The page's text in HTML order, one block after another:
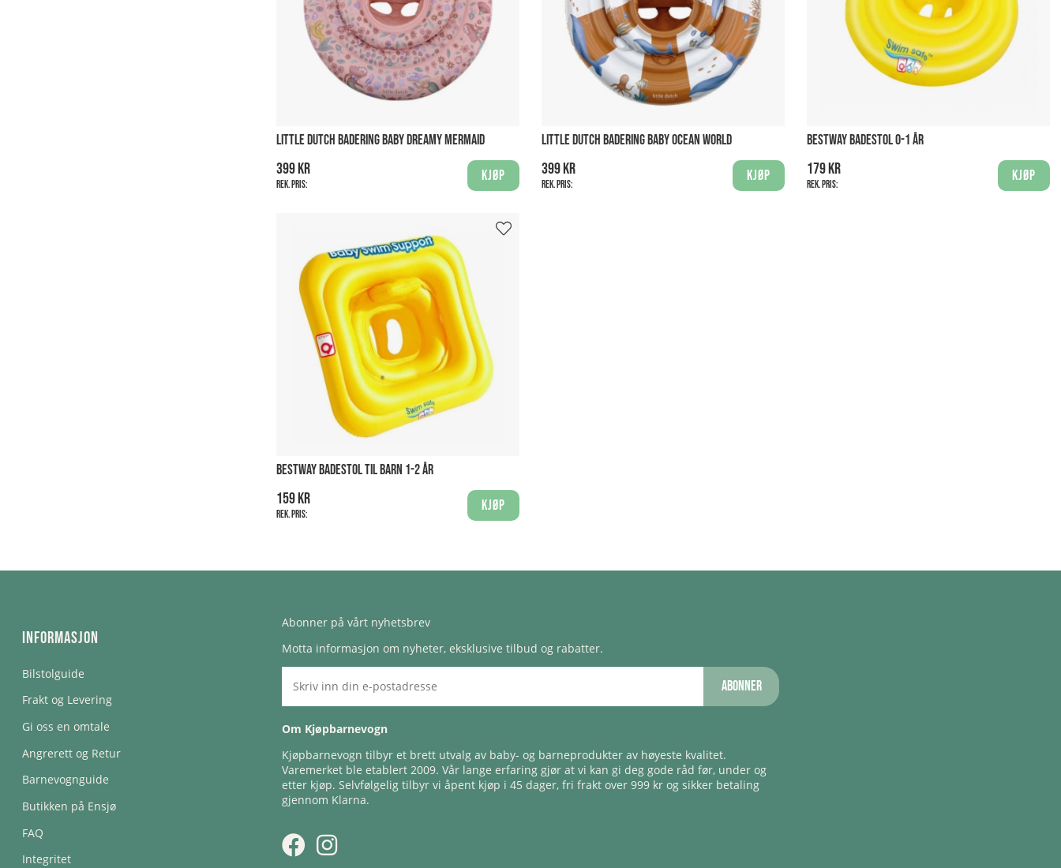
LITTLE DUTCH BADERING BABY DREAMY MERMAID
399 kr
Rek. pris:
Kjøp
LITTLE DUTCH BADERING BABY OCEAN WORLD
399 kr
Rek. pris:
Kjøp
BESTWAY BADESTOL 0-1 ÅR
179 kr
Rek. pris:
Kjøp
BESTWAY BADESTOL TIL BARN 1-2 ÅR
159 kr
Rek. pris:
Kjøp
Informasjon
Bilstolguide
Frakt og Levering
Gi oss en omtale
Angrerett og Retur
Barnevognguide
Butikken på Ensjø
FAQ
Integritet
Abonner på vårt nyhetsbrev
Motta informasjon om nyheter, eksklusive tilbud og rabatter.
Abonner
Om Kjøpbarnevogn
Kjøpbarnevogn tilbyr et brett utvalg av baby- og barneprodukter av høyeste kvalitet.
Varemerket ble etablert 2009. Vår lange erfaring gjør at vi kan gi deg gode råd før, under og
etter kjøp. Selvfølgelig tilbyr vi åpent kjøp i 45 dager, fri frakt over 999 kr og sikker betaling
gjennom Klarna.